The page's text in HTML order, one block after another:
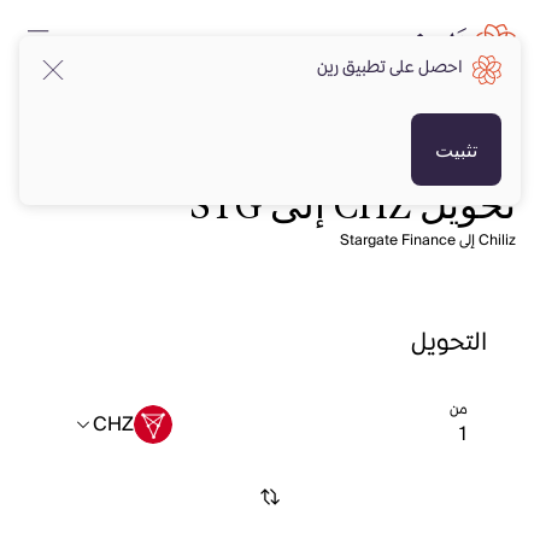
تحويل CHZ إلى STG
Chiliz إلى Stargate Finance
التحويل
من CHZ
احصل على تطبيق رين
تثبيت